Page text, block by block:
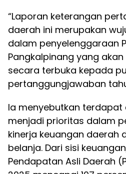
“Laporan keterangan
daerah ini merupakan
dalam penyelenggaraan
Pangkalpinang yang
secara terbuka kepada
pertanggungjawaban
Ia menyebutkan terdapat
menjadi prioritas dalam
kinerja keuangan daerah
belanja. Dari sisi
Pendapatan Asli Daerah